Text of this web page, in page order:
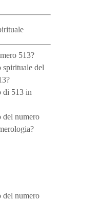
513?
del
di 513 in
del numero
del numero